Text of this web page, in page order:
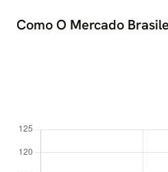
Como O Mercado